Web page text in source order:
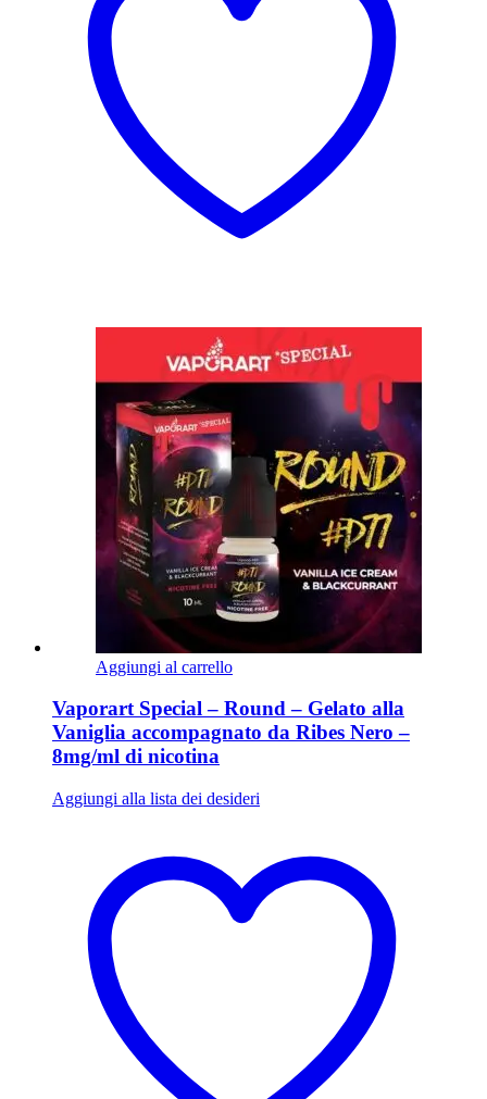
Aggiungi al carrello
Vaporart Special – Round – Gelato alla
Vaniglia accompagnato da Ribes Nero –
8mg/ml di nicotina
Aggiungi alla lista dei desideri